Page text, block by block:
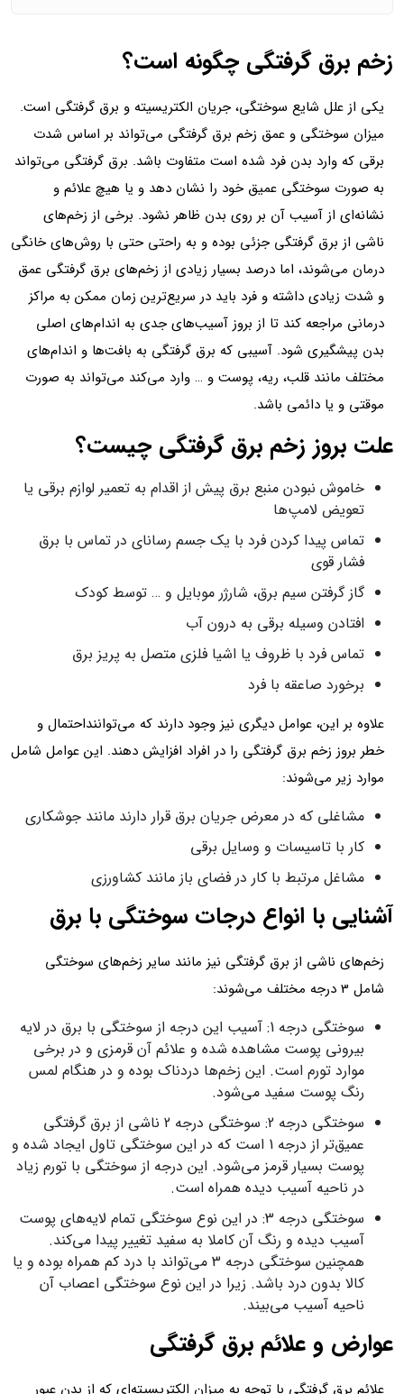
زخم برق گرفتگی چگونه است؟
یکی از علل شایع سوختگی، جریان الکتریسیته و برق گرفتگی است.
میزان سوختگی و عمق زخم برق گرفتگی می‌تواند بر اساس شدت
برقی که وارد بدن فرد شده است متفاوت باشد. برق گرفتگی می‌تواند
به صورت سوختگی عمیق خود را نشان دهد و یا هیچ علائم و
نشانه‌ای از آسیب آن بر روی بدن ظاهر نشود. برخی از زخم‌های
ناشی از برق گرفتگی جزئی بوده و به راحتی حتی با روش‌های خانگی
درمان می‌شوند، اما درصد بسیار زیادی از زخم‌های برق گرفتگی عمق
و شدت زیادی داشته و فرد باید در سریع‌ترین زمان ممکن به مراکز
درمانی مراجعه کند تا از بروز آسیب‌های جدی به اندام‌های اصلی
بدن پیشگیری شود. آسیبی که برق گرفتگی به بافت‌ها و اندام‌های
مختلف مانند قلب، ریه، پوست و … وارد می‌کند می‌تواند به صورت
موقتی و یا دائمی باشد.
علت بروز زخم برق گرفتگی چیست؟
خاموش نبودن منبع برق پیش از اقدام به تعمیر لوازم برقی یا
تعویض لامپ‌ها
تماس پیدا کردن فرد با یک جسم رسانای در تماس با برق
فشار قوی
گاز گرفتن سیم برق، شارژر موبایل و … توسط کودک
افتادن وسیله برقی به درون آب
تماس فرد با ظروف یا اشیا فلزی متصل به پریز برق
برخورد صاعقه با فرد
علاوه بر این، عوامل دیگری نیز وجود دارند که می‌تواننداحتمال و
خطر بروز زخم برق گرفتگی را در افراد افزایش دهند. این عوامل شامل
موارد زیر می‌شوند:
مشاغلی که در معرض جریان برق قرار دارند مانند جوشکاری
کار با تاسیسات و وسایل برقی
مشاغل مرتبط با کار در فضای باز مانند کشاورزی
آشنایی با انواع درجات سوختگی با برق
زخم‌های ناشی از برق گرفتگی نیز مانند سایر زخم‌های سوختگی
شامل 3 درجه مختلف می‌شوند:
سوختگی درجه 1: آسیب این درجه از سوختگی با برق در لایه
بیرونی پوست مشاهده شده و علائم آن قرمزی و در برخی
موارد تورم است. این زخم‌ها دردناک بوده و در هنگام لمس
رنگ پوست سفید می‌شود.
سوختگی درجه 2: سوختگی درجه 2 ناشی از برق گرفتگی
عمیق‌تر از درجه 1 است که در این سوختگی تاول ایجاد شده و
پوست بسیار قرمز می‌شود. این درجه از سوختگی با تورم زیاد
در ناحیه آسیب دیده همراه است.
سوختگی درجه 3: در این نوع سوختگی تمام لایه‌های پوست
آسیب دیده و رنگ آن کاملا به سفید تغییر پیدا می‌کند.
همچنین سوختگی درجه 3 می‌تواند با درد کم همراه بوده و یا
کالا بدون درد باشد. زیرا در این نوع سوختگی اعصاب آن
ناحیه آسیب می‌بیند.
عوارض و علائم برق گرفتگی
علائم برق گرفتگی با توجه به میزان الکتریسیته‌ای که از بدن عبور